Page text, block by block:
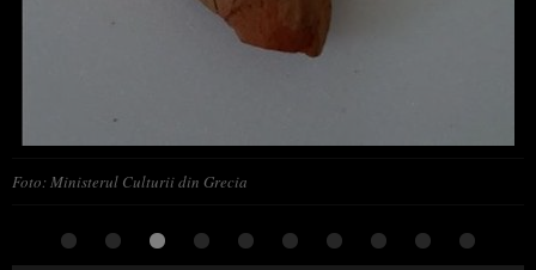
Foto: Ministerul Culturii din Grecia